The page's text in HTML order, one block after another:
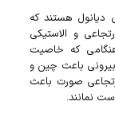
دیانول هستند که
و الاستیکی
که خاصیت
باعث چین و
صورت باعث
نمانند.